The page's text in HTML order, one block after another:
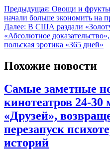
Предыдущая: Овощи и фрукты
начали больше экономить на
Далее: В США раздали
«Абсолютное
польская эротика «365 дней»
Похожие новости
Самые заметные
кинотеатров 24-30
«Друзей»,
перезапуск
историй